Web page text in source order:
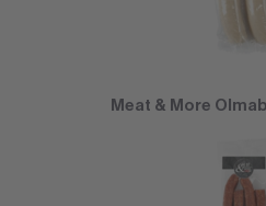
Meat & More